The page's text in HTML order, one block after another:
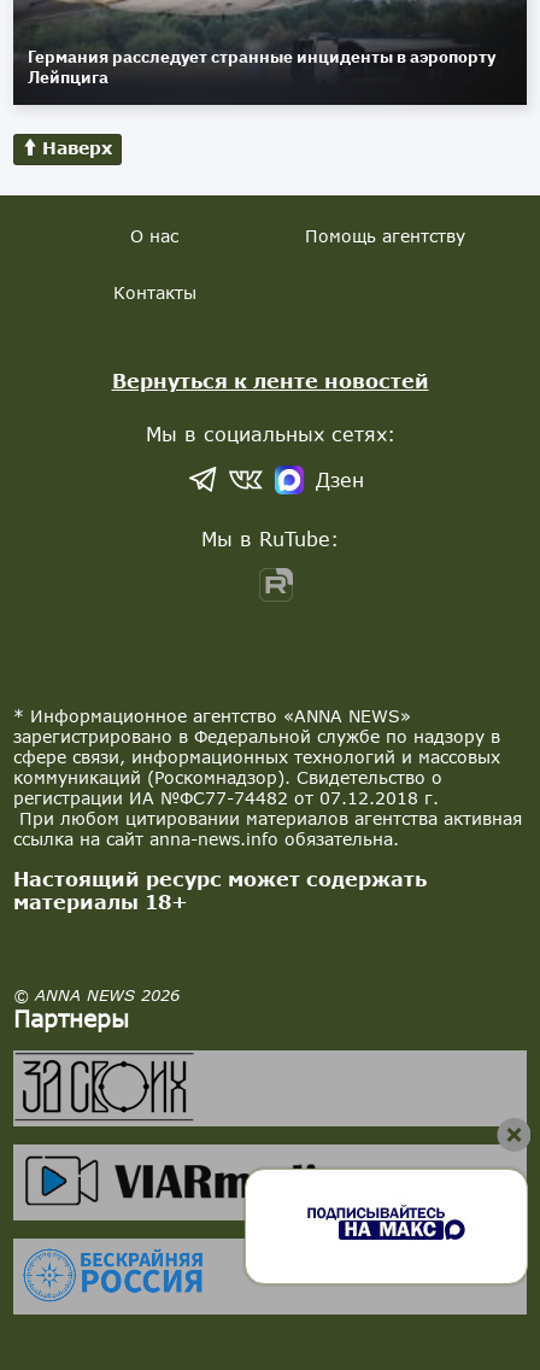
Германия расследует странные инциденты в аэропорту
Лейпцига
Наверх
* Информационное агентство «ANNA NEWS»
зарегистрировано в Федеральной службе по надзору в
сфере связи, информационных технологий и массовых
коммуникаций (Роскомнадзор). Свидетельство о
регистрации ИА №ФС77-74482 от 07.12.2018 г.
При любом цитировании материалов агентства активная
ссылка на сайт anna-news.info обязательна.
Настоящий ресурс может содержать
материалы 18+
© ANNA NEWS 2026
Партнеры
О нас Помощь агентству
Контакты
Вернуться к ленте новостей
Мы в социальных сетях:
Дзен
Мы в RuTube: